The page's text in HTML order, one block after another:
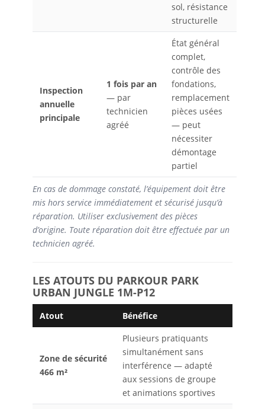
sol, résistance
structurelle
Inspection
annuelle
principale
1 fois par an
— par
technicien
agréé
État général
complet,
contrôle des
fondations,
remplacement
pièces usées
— peut
nécessiter
démontage
partiel
En cas de dommage constaté, l’équipement doit être
mis hors service immédiatement et sécurisé jusqu’à
réparation. Utiliser exclusivement des pièces
d’origine. Toute réparation doit être effectuée par un
technicien agréé.
LES ATOUTS DU PARKOUR PARK
URBAN JUNGLE 1M-P12
Atout Bénéfice
Zone de sécurité
466 m²
Plusieurs pratiquants
simultanément sans
interférence — adapté
aux sessions de groupe
et animations sportives